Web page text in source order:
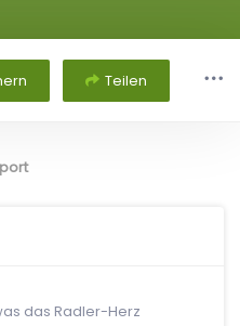
Teilen
das Radler-Herz